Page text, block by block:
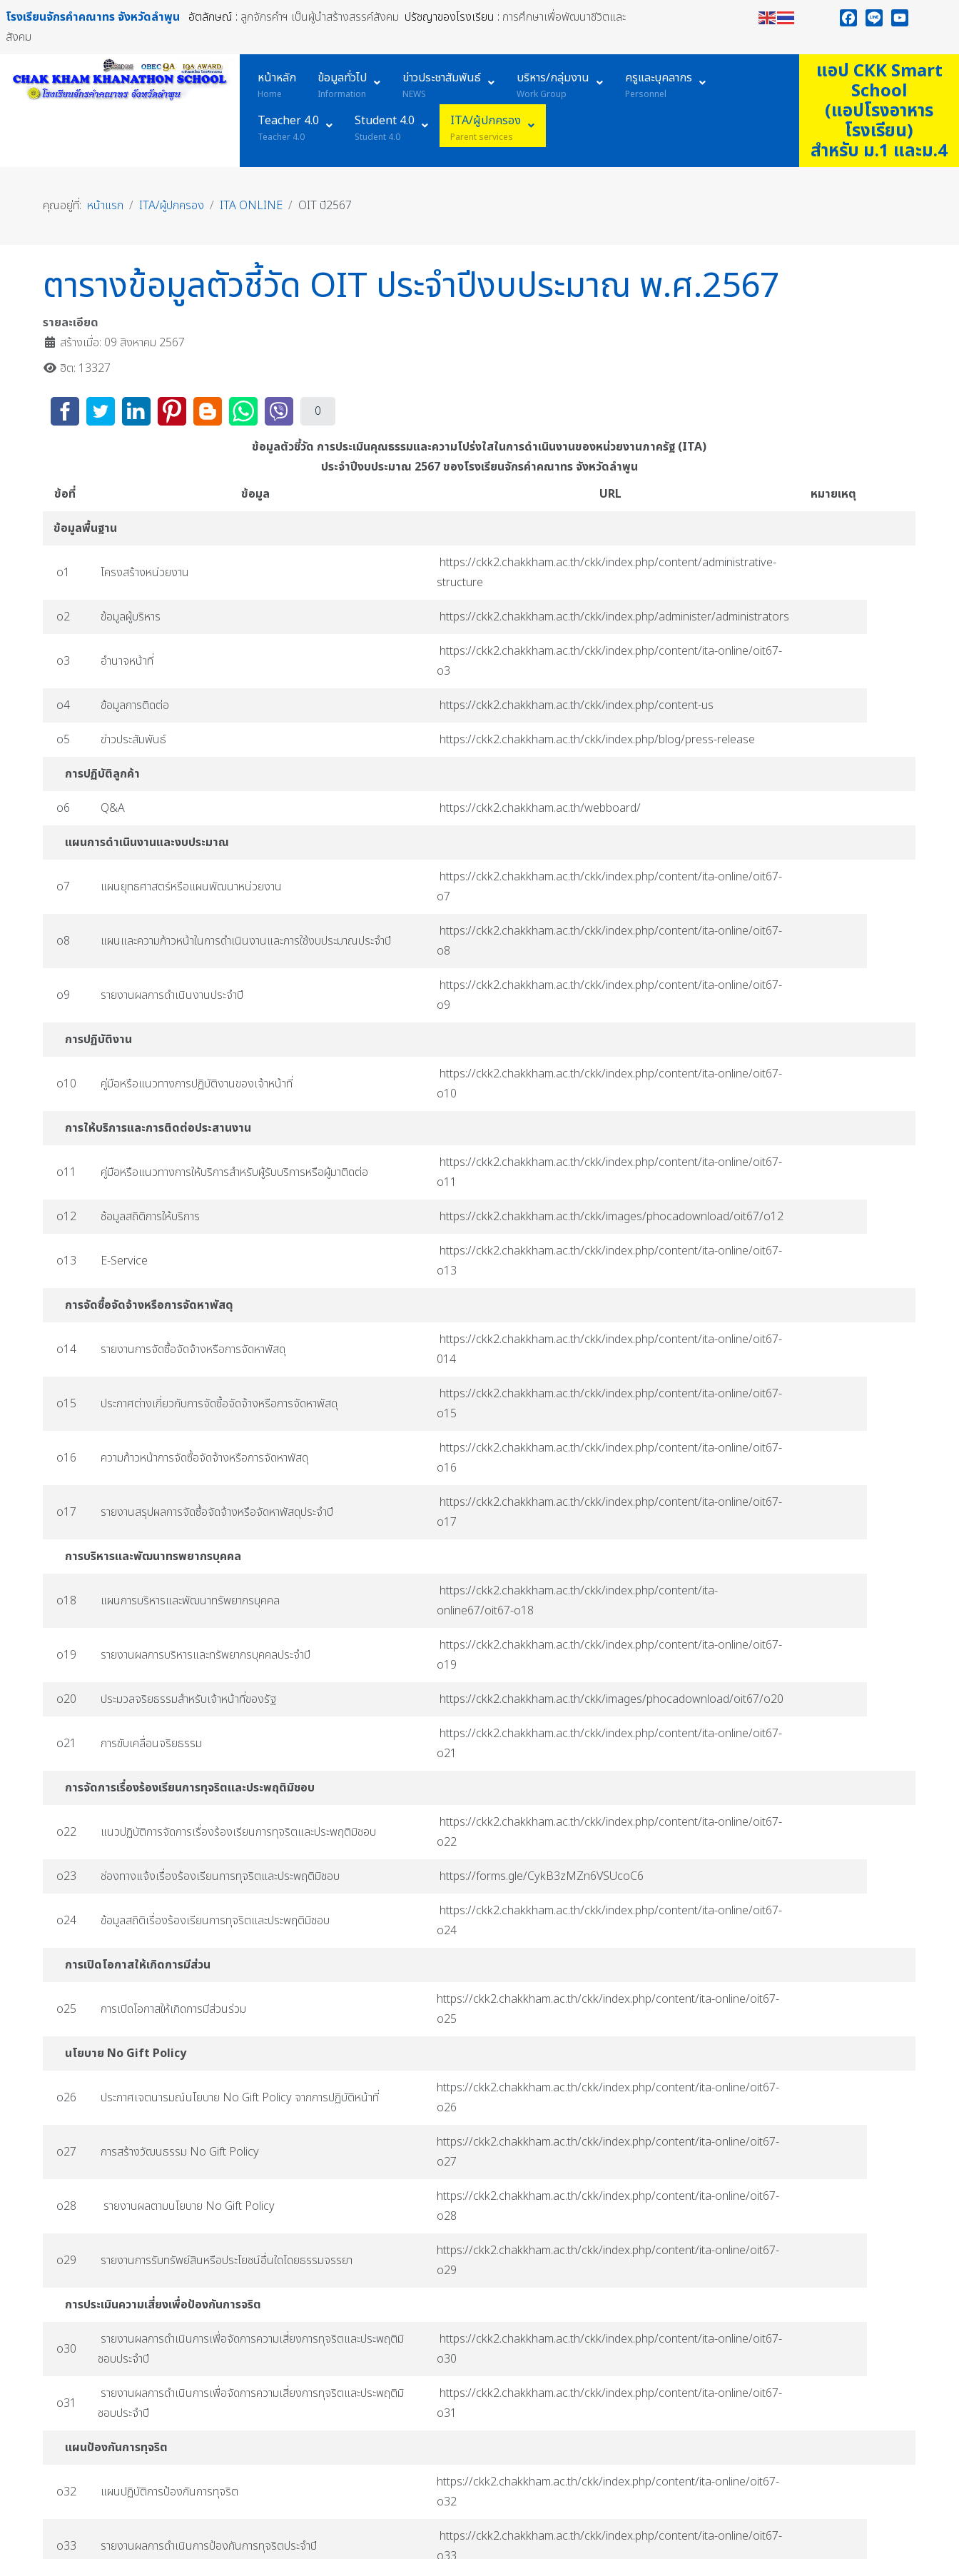
โรงเรียนจักรคำคณาทร จังหวัดลำพูน อัตลักษณ์ : ลูกจักรคำฯ เป็นผู้นำสร้างสรรค์สังคม ปรัชญาของโรงเรียน : การศึกษาเพื่อพัฒนาชีวิตและ
สังคม
หน้าหลัก
Home
ข้อมูลทั่วไป
Information
ข่าวประชาสัมพันธ์
NEWS
บริหาร/กลุ่มงาน
Work Group
ครูและบุคลากร
Personnel
Teacher 4.0
Teacher 4.0
Student 4.0
Student 4.0
ITA/ผู้ปกครอง
Parent services
แอป CKK Smart
School
(แอปโรงอาหาร
โรงเรียน)
สำหรับ ม.1 และม.4
คุณอยู่ที่: หน้าแรก ITA/ผู้ปกครอง ITA ONLINE OIT ปี2567
ตารางข้อมูลตัวชี้วัด OIT ประจำปีงบประมาณ พ.ศ.2567
รายละเอียด
สร้างเมื่อ: 09 สิงหาคม 2567
ฮิต: 13327
0
ข้อมูลตัวชี้วัด การประเมินคุณธรรมและความโปร่งใสในการดำเนินงานของหน่วยงานภาครัฐ (ITA)
ประจำปีงบประมาณ 2567 ของโรงเรียนจักรคำคณาทร จังหวัดลำพูน
ข้อที่
ข้อมูล URL
หมายเหตุ
ข้อมูลพื้นฐาน
o1 โครงสร้างหน่วยงาน
https://ckk2.chakkham.ac.th/ckk/index.php/content/administrative-
structure
o2
ข้อมูลผู้บริหาร https://ckk2.chakkham.ac.th/ckk/index.php/administer/administrators
o3 อำนาจหน้าที่
https://ckk2.chakkham.ac.th/ckk/index.php/content/ita-online/oit67-
o3
o4
ข้อมูลการติดต่อ
https://ckk2.chakkham.ac.th/ckk/index.php/content-us
o5
ข่าวประสัมพันธ์
https://ckk2.chakkham.ac.th/ckk/index.php/blog/press-release
การปฏิบัติลูกค้า
o6
Q&A
https://ckk2.chakkham.ac.th/webboard/
แผนการดำเนินงานและงบประมาณ
o7 แผนยุทธศาสตร์หรือแผนพัฒนาหน่วยงาน
https://ckk2.chakkham.ac.th/ckk/index.php/content/ita-online/oit67-
o7
o8 แผนและความก้าวหน้าในการดำเนินงานและการใช้งบประมาณประจำปี
https://ckk2.chakkham.ac.th/ckk/index.php/content/ita-online/oit67-
o8
o9 รายงานผลการดำเนินงานประจำปี
https://ckk2.chakkham.ac.th/ckk/index.php/content/ita-online/oit67-
o9
การปฏิบัติงาน
o10 คู่มือหรือแนวทางการปฏิบัติงานของเจ้าหน้าที่
https://ckk2.chakkham.ac.th/ckk/index.php/content/ita-online/oit67-
o10
การให้บริการและการติดต่อประสานงาน
o11 คู่มือหรือแนวทางการให้บริการสำหรับผู้รับบริการหรือผู้มาติดต่อ
https://ckk2.chakkham.ac.th/ckk/index.php/content/ita-online/oit67-
o11
o12
ช้อมูลสถิติการให้บริการ https://ckk2.chakkham.ac.th/ckk/images/phocadownload/oit67/o12
o13 E-Service
https://ckk2.chakkham.ac.th/ckk/index.php/content/ita-online/oit67-
o13
การจัดซื้อจัดจ้างหรือการจัดหาพัสดุ
o14 รายงานการจัดซื้อจัดจ้างหรือการจัดหาพัสดุ
https://ckk2.chakkham.ac.th/ckk/index.php/content/ita-online/oit67-
014
o15 ประกาศต่างเกี่ยวกับการจัดซื้อจัดจ้างหรือการจัดหาพัสดุ
https://ckk2.chakkham.ac.th/ckk/index.php/content/ita-online/oit67-
o15
o16 ความก้าวหน้าการจัดซื้อจัดจ้างหรือการจัดหาพัสดุ
https://ckk2.chakkham.ac.th/ckk/index.php/content/ita-online/oit67-
o16
o17 รายงานสรุปผลการจัดซื้อจัดจ้างหรือจัดหาพัสดุประจำปี
https://ckk2.chakkham.ac.th/ckk/index.php/content/ita-online/oit67-
o17
การบริหารและพัฒนาทรพยากรบุคคล
o18 แผนการบริหารและพัฒนาทรัพยากรบุคคล
https://ckk2.chakkham.ac.th/ckk/index.php/content/ita-
online67/oit67-o18
o19 รายงานผลการบริหารและทรัพยากรบุคคลประจำปี
https://ckk2.chakkham.ac.th/ckk/index.php/content/ita-online/oit67-
o19
o20
ประมวลจริยธรรมสำหรับเจ้าหน้าที่ของรัฐ https://ckk2.chakkham.ac.th/ckk/images/phocadownload/oit67/o20
o21 การขับเคลื่อนจริยธรรม
https://ckk2.chakkham.ac.th/ckk/index.php/content/ita-online/oit67-
o21
การจัดการเรื่องร้องเรียนการทุจริตและประพฤติมิชอบ
o22 แนวปฏิบัติการจัดการเรื่องร้องเรียนการทุจริตและประพฤติมิชอบ
https://ckk2.chakkham.ac.th/ckk/index.php/content/ita-online/oit67-
o22
o23
ช่องทางแจ้งเรื่องร้องเรียนการทุจริตและประพฤติมิชอบ https://forms.gle/CykB3zMZn6VSUcoC6
o24 ข้อมูลสถิติเรื่องร้องเรียนการทุจริตและประพฤติมิชอบ
https://ckk2.chakkham.ac.th/ckk/index.php/content/ita-online/oit67-
o24
การเปิดโอกาสให้เกิดการมีส่วน
o25 การเปิดโอกาสให้เกิดการมีส่วนร่วม
https://ckk2.chakkham.ac.th/ckk/index.php/content/ita-online/oit67-
o25
นโยบาย No Gift Policy
o26 ประกาศเจตนารมณ์นโยบาย No Gift Policy จากการปฏิบัติหน้าที่
https://ckk2.chakkham.ac.th/ckk/index.php/content/ita-online/oit67-
o26
o27 การสร้างวัฒนธรรม No Gift Policy
https://ckk2.chakkham.ac.th/ckk/index.php/content/ita-online/oit67-
o27
o28 รายงานผลตามนโยบาย No Gift Policy
https://ckk2.chakkham.ac.th/ckk/index.php/content/ita-online/oit67-
o28
o29 รายงานการรับทรัพย์สินหรือประโยชน์อื่นใดโดยธรรมจรรยา
https://ckk2.chakkham.ac.th/ckk/index.php/content/ita-online/oit67-
o29
การประเมินความเสี่ยงเพื่อป้องกันการจริต
o30
รายงานผลการดำเนินการเพื่อจัดการความเสี่ยงการทุจริตและประพฤติมิ
ชอบประจำปี
https://ckk2.chakkham.ac.th/ckk/index.php/content/ita-online/oit67-
o30
o31
รายงานผลการดำเนินการเพื่อจัดการความเสี่ยงการทุจริตและประพฤติมิ
ชอบประจำปี
https://ckk2.chakkham.ac.th/ckk/index.php/content/ita-online/oit67-
o31
แผนป้องกันการทุจริต
o32 แผนปฏิบัติการป้องกันการทุจริต
https://ckk2.chakkham.ac.th/ckk/index.php/content/ita-online/oit67-
o32
o33 รายงานผลการดำเนินการป้องกันการทุจริตประจำปี
https://ckk2.chakkham.ac.th/ckk/index.php/content/ita-online/oit67-